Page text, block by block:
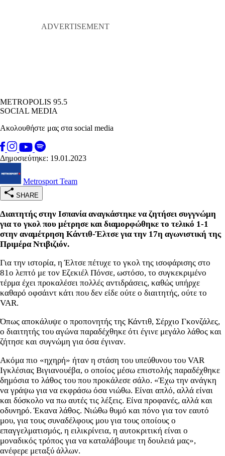
METROPOLIS 95.5
SOCIAL MEDIA
Ακολουθήστε μας στα social media
Δημοσιεύτηκε: 19.01.2023
Metrosport Team
SHARE
Διαιτητής στην Ισπανία αναγκάστηκε να ζητήσει συγγνώμη
για το γκολ που μέτρησε και διαμορφώθηκε το τελικό 1-1
στην αναμέτρηση Κάντιθ-Έλτσε για την 17η αγωνιστική της
Πριμέρα Ντιβιζιόν.
Για την ιστορία, η Έλτσε πέτυχε το γκολ της ισοφάρισης στο
81ο λεπτό με τον Εζεκιέλ Πόνσε, ωστόσο, το συγκεκριμένο
τέρμα έχει προκαλέσει πολλές αντιδράσεις, καθώς υπήρχε
καθαρό οφσάιντ κάτι που δεν είδε ούτε ο διαιτητής, ούτε το
VAR.
Όπως αποκάλυψε ο προπονητής της Κάντιθ, Σέρχιο Γκονζάλες,
ο διαιτητής του αγώνα παραδέχθηκε ότι έγινε μεγάλο λάθος και
ζήτησε και συγνώμη για όσα έγιναν.
Ακόμα πιο «ηχηρή» ήταν η στάση του υπεύθυνου του VAR
Ιγκλέσιας Βιγιανουέβα, ο οποίος μέσω επιστολής παραδέχθηκε
δημόσια το λάθος του που προκάλεσε σάλο. «Έχω την ανάγκη
να γράψω για να εκφράσω όσα νιώθω. Είναι απλό, αλλά είναι
και δύσκολο να πω αυτές τις λέξεις. Είνα προφανές, αλλά και
οδυνηρό. Έκανα λάθος. Νιώθω θυμό και πόνο για τον εαυτό
μου, για τους συναδέλφους μου για τους οποίους ο
επαγγελματισμός, η ειλικρίνεια, η αυτοκριτική είναι ο
μοναδικός τρόπος για να καταλάβουμε τη δουλειά μας»,
ανέφερε μεταξύ άλλων.